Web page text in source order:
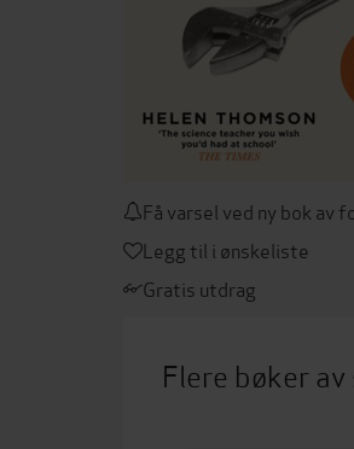
Få varsel ved ny bok av
Legg til i ønskeliste
Gratis utdrag
Flere bøker